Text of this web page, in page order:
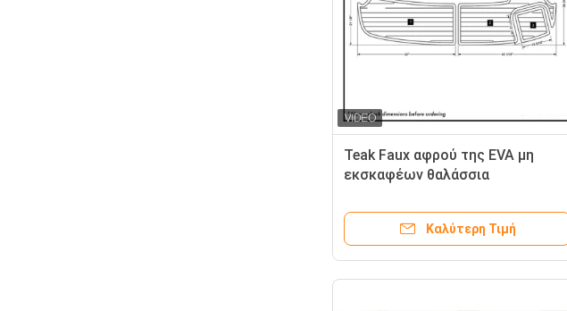
Teak Faux αφρού της EVA μη
εκσκαφέων θαλάσσια
Καλύτερη Τιμή